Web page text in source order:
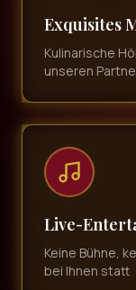
Exquisites
Kulinarische
unseren
Live-
Keine Bühne,
bei Ihnen statt